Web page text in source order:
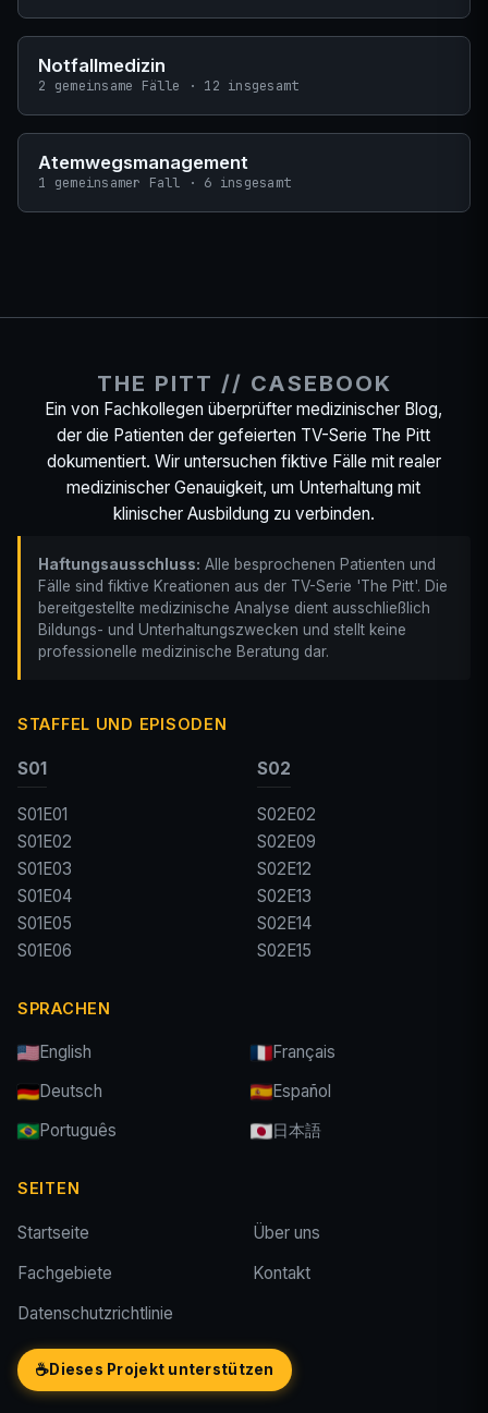
Notfallmedizin
2 gemeinsame Fälle · 12 insgesamt
Atemwegsmanagement
1 gemeinsamer Fall · 6 insgesamt
THE PITT // CASEBOOK
Ein von Fachkollegen überprüfter medizinischer Blog,
der die Patienten der gefeierten TV-Serie The Pitt
dokumentiert. Wir untersuchen fiktive Fälle mit realer
medizinischer Genauigkeit, um Unterhaltung mit
klinischer Ausbildung zu verbinden.
Haftungsausschluss: Alle besprochenen Patienten und
Fälle sind fiktive Kreationen aus der TV-Serie 'The Pitt'. Die
bereitgestellte medizinische Analyse dient ausschließlich
Bildungs- und Unterhaltungszwecken und stellt keine
professionelle medizinische Beratung dar.
STAFFEL UND EPISODEN
S01
S01E01
S01E02
S01E03
S01E04
S01E05
S01E06
S02
S02E02
S02E09
S02E12
S02E13
S02E14
S02E15
SPRACHEN
English
Français
Deutsch
Español
Português
日本語
SEITEN
Startseite
Über uns
Fachgebiete
Kontakt
Datenschutzrichtlinie
☕Dieses Projekt unterstützen